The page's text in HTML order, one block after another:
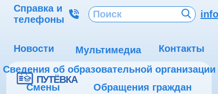
Справка и
телефоны
Новости Мультимедиа
Контакты
Сведения об образовательной организации
Смены
Обращения граждан
ПУТЁВКА